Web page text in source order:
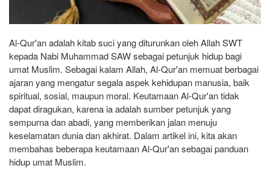
Al-Qur'an adalah kitab suci yang diturunkan oleh Allah SWT
kepada Nabi Muhammad SAW sebagai petunjuk hidup bagi
umat Muslim. Sebagai kalam Allah, Al-Qur'an memuat berbagai
ajaran yang mengatur segala aspek kehidupan manusia, baik
spiritual, sosial, maupun moral. Keutamaan Al-Qur'an tidak
dapat diragukan, karena ia adalah sumber petunjuk yang
sempurna dan abadi, yang memberikan jalan menuju
keselamatan dunia dan akhirat. Dalam artikel ini, kita akan
membahas beberapa keutamaan Al-Qur'an sebagai panduan
hidup umat Muslim.